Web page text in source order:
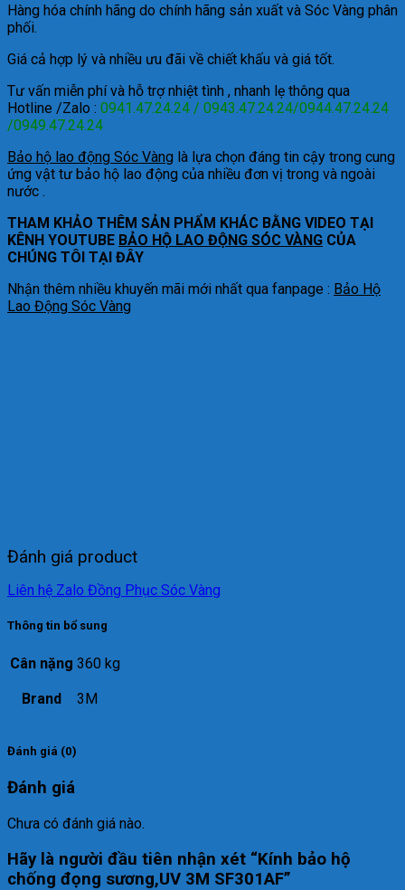
Hàng hóa chính hãng do chính hãng sản xuất và Sóc Vàng phân
phối.
Giá cả hợp lý và nhiều ưu đãi về chiết khấu và giá tốt.
Tư vấn miễn phí và hỗ trợ nhiệt tình , nhanh lẹ thông qua
Hotline /Zalo : 0941.47.24.24 / 0943.47.24.24/0944.47.24.24
/0949.47.24.24
Bảo hộ lao động Sóc Vàng là lựa chọn đáng tin cậy trong cung
ứng vật tư bảo hộ lao động của nhiều đơn vị trong và ngoài
nước .
THAM KHẢO THÊM SẢN PHẨM KHÁC BẰNG VIDEO TẠI
KÊNH YOUTUBE BẢO HỘ LAO ĐỘNG SÓC VÀNG CỦA
CHÚNG TÔI TẠI ĐÂY
Nhận thêm nhiều khuyến mãi mới nhất qua fanpage : Bảo Hộ
Lao Động Sóc Vàng
Đánh giá product
Liên hệ Zalo Đồng Phục Sóc Vàng
Thông tin bổ sung
Cân nặng 360 kg
Brand 3M
Đánh giá (0)
Đánh giá
Chưa có đánh giá nào.
Hãy là người đầu tiên nhận xét “Kính bảo hộ
chống đọng sương,UV 3M SF301AF”